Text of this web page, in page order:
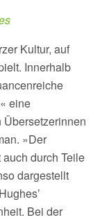
Kultur, auf
Innerhalb
eine
»Der
durch Teile
dargestellt
Bei der